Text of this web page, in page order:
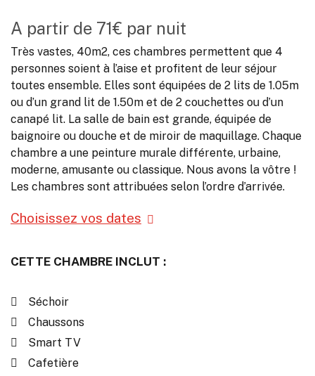
A partir de 71€ par nuit
Très vastes, 40m2, ces chambres permettent que 4
personnes soient à l’aise et profitent de leur séjour
toutes ensemble. Elles sont équipées de 2 lits de 1.05m
ou d’un grand lit de 1.50m et de 2 couchettes ou d’un
canapé lit. La salle de bain est grande, équipée de
baignoire ou douche et de miroir de maquillage. Chaque
chambre a une peinture murale différente, urbaine,
moderne, amusante ou classique. Nous avons la vôtre !
Les chambres sont attribuées selon l’ordre d’arrivée.
Choisissez vos dates
CETTE CHAMBRE INCLUT :
Séchoir
Chaussons
Smart TV
Cafetière